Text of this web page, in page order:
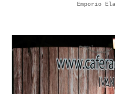
Emporio